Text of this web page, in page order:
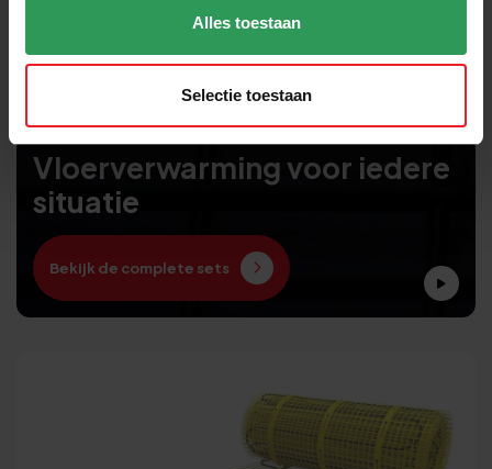
Alles toestaan
Selectie toestaan
Vloerverwarming voor iedere
situatie
Bekijk de complete sets